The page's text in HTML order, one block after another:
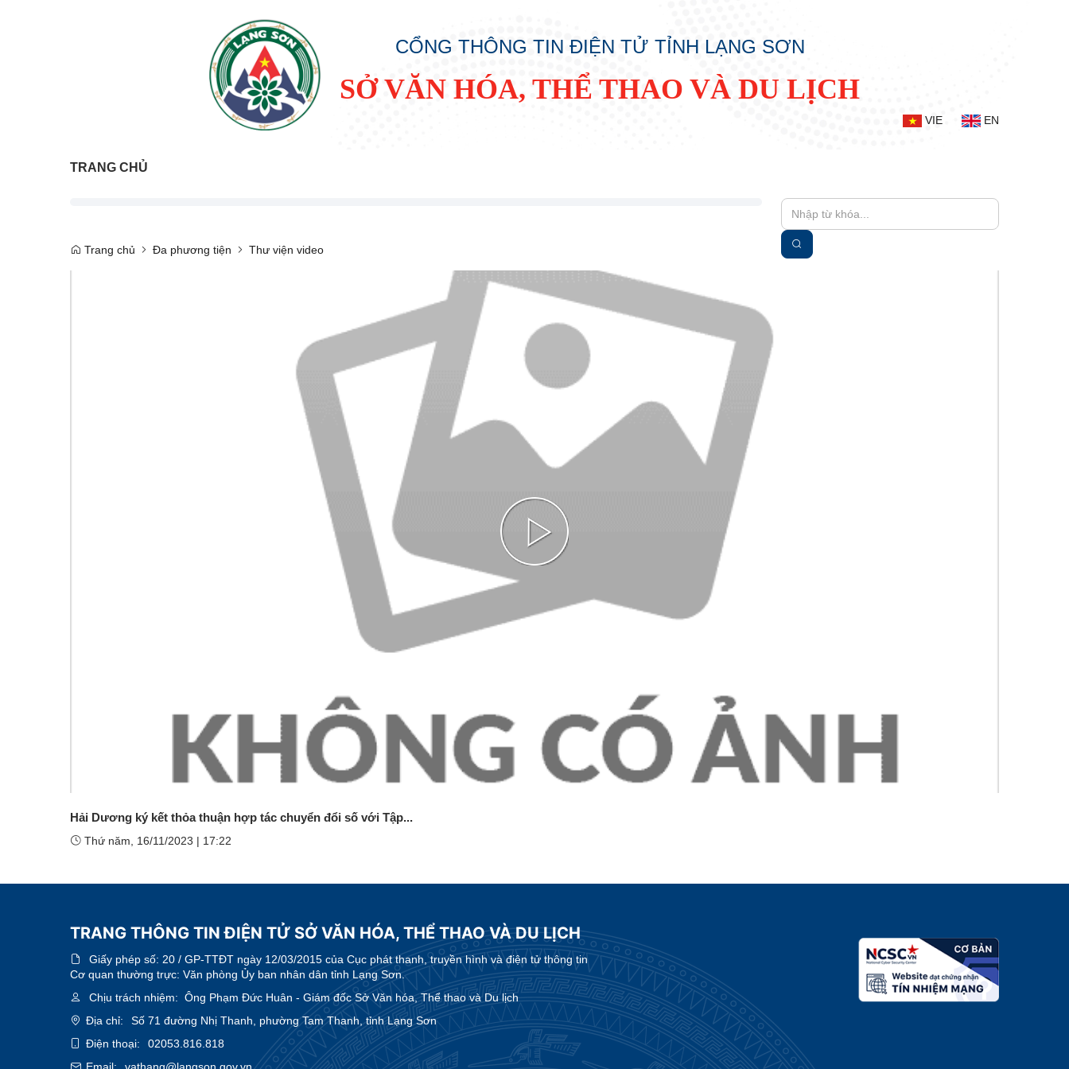
CỔNG THÔNG TIN ĐIỆN TỬ TỈNH LẠNG SƠN
SỞ VĂN HÓA, THỂ THAO VÀ DU LỊCH
VIE EN
TRANG CHỦ
Trang chủ Đa phương tiện Thư viện video
Play
Hải Dương ký kết thỏa thuận hợp tác chuyển đổi số với Tập...
Thứ năm, 16/11/2023 | 17:22
TRANG THÔNG TIN ĐIỆN TỬ SỞ VĂN HÓA, THỂ THAO VÀ DU LỊCH
Giấy phép số: 20 / GP-TTĐT ngày 12/03/2015 của Cục phát thanh, truyền hình và điện tử thông tin
Cơ quan thường trực: Văn phòng Ủy ban nhân dân tỉnh Lạng Sơn.
Chịu trách nhiệm: Ông Phạm Đức Huân - Giám đốc Sở Văn hóa, Thể thao và Du lịch
Địa chỉ:
Số 71 đường Nhị Thanh, phường Tam Thanh, tỉnh Lạng Sơn
Điện thoại:
02053.816.818
Email:
vathang@langson.gov.vn